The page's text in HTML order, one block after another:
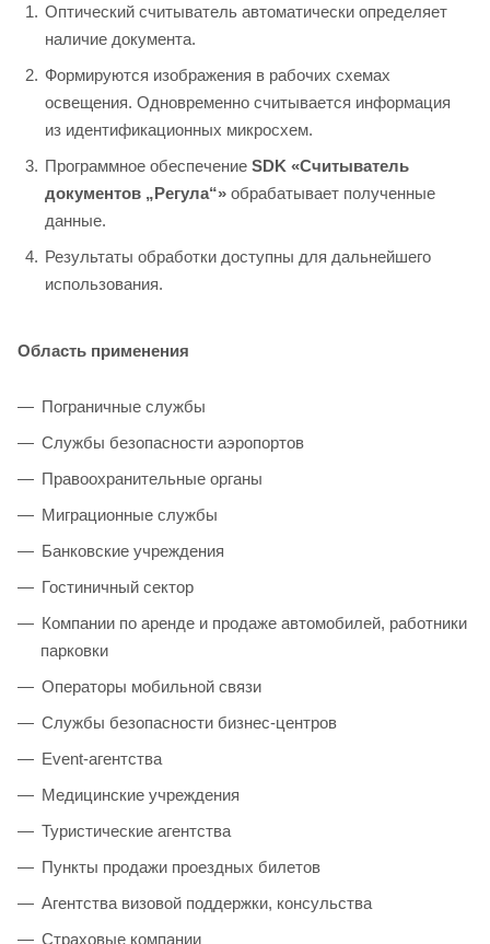
Оптический считыватель автоматически определяет
наличие документа.
Формируются изображения в рабочих схемах
освещения. Одновременно считывается информация
из идентификационных микросхем.
Программное обеспечение SDK «Считыватель
документов „Регула“» обрабатывает полученные
данные.
Результаты обработки доступны для дальнейшего
использования.
Область применения
Пограничные службы
Службы безопасности аэропортов
Правоохранительные органы
Миграционные службы
Банковские учреждения
Гостиничный сектор
Компании по аренде и продаже автомобилей, работники
парковки
Операторы мобильной связи
Службы безопасности бизнес-центров
Event-агентства
Медицинские учреждения
Туристические агентства
Пункты продажи проездных билетов
Агентства визовой поддержки, консульства
Страховые компании